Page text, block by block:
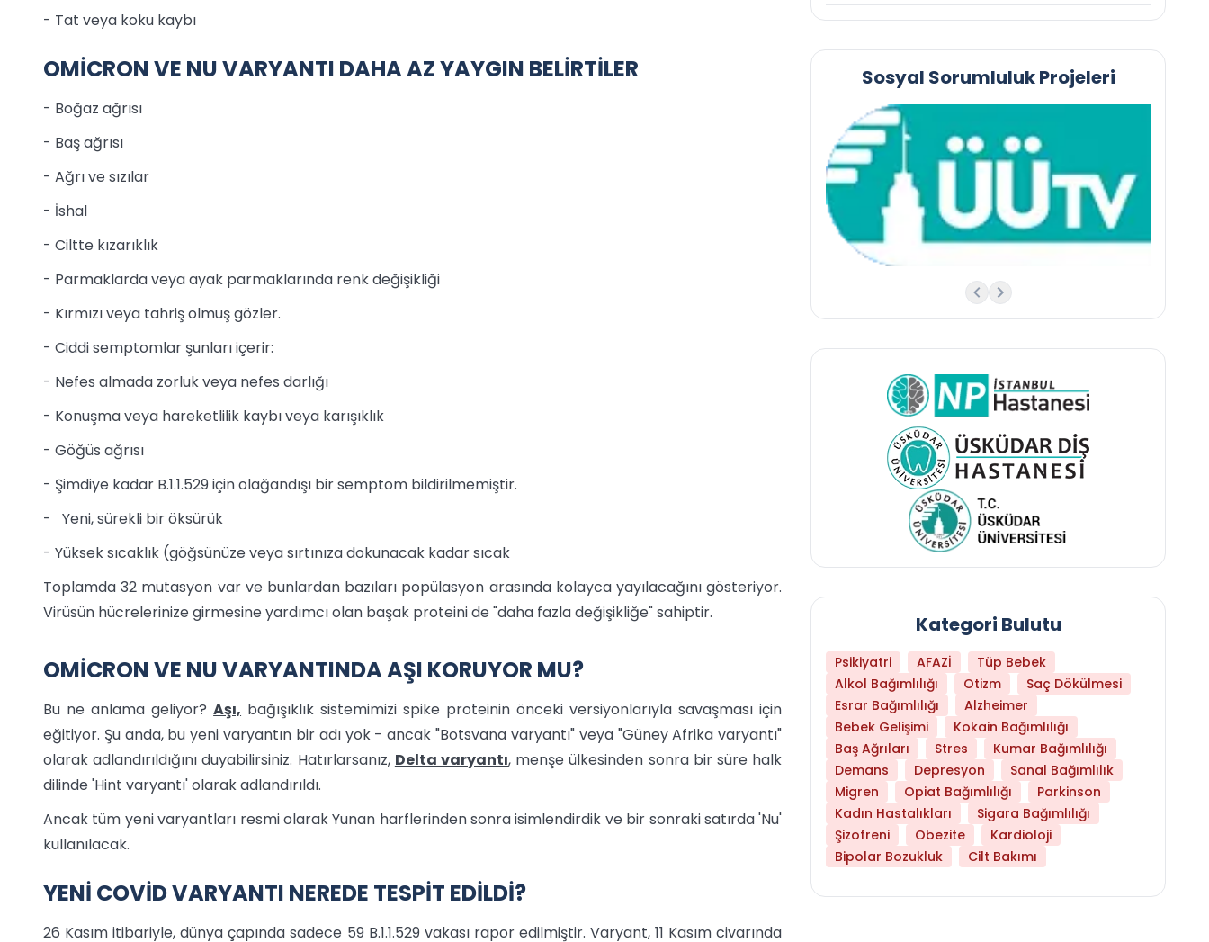
- Tat veya koku kaybı
OMİCRON VE NU VARYANTI DAHA AZ YAYGIN BELİRTİLER
- Boğaz ağrısı
- Baş ağrısı
- Ağrı ve sızılar
- İshal
- Ciltte kızarıklık
- Parmaklarda veya ayak parmaklarında renk değişikliği
- Kırmızı veya tahriş olmuş gözler.
- Ciddi semptomlar şunları içerir:
- Nefes almada zorluk veya nefes darlığı
- Konuşma veya hareketlilik kaybı veya karışıklık
- Göğüs ağrısı
- Şimdiye kadar B.1.1.529 için olağandışı bir semptom bildirilmemiştir.
- Yeni, sürekli bir öksürük
- Yüksek sıcaklık (göğsünüze veya sırtınıza dokunacak kadar sıcak
Toplamda 32 mutasyon var ve bunlardan bazıları popülasyon arasında kolayca yayılacağını gösteriyor.
Virüsün hücrelerinize girmesine yardımcı olan başak proteini de "daha fazla değişikliğe" sahiptir.
OMİCRON VE NU VARYANTINDA AŞI KORUYOR MU?
Bu ne anlama geliyor?Aşı, bağışıklık sistemimizi spike proteinin önceki versiyonlarıyla savaşması için
eğitiyor. Şu anda, bu yeni varyantın bir adı yok - ancak "Botsvana varyantı" veya "Güney Afrika varyantı"
olarak adlandırıldığını duyabilirsiniz. Hatırlarsanız, Delta varyantı, menşe ülkesinden sonra bir süre halk
dilinde 'Hint varyantı' olarak adlandırıldı.
Ancak tüm yeni varyantları resmi olarak Yunan harflerinden sonra isimlendirdik ve bir sonraki satırda 'Nu'
kullanılacak.
YENİ COVİD VARYANTI NEREDE TESPİT EDİLDİ?
26 Kasım itibariyle, dünya çapında sadece 59 B.1.1.529 vakası rapor edilmiştir. Varyant, 11 Kasım civarında
Sosyal Sorumluluk Projeleri
Kategori Bulutu
Psikiyatri AFAZİ
Tüp Bebek
Alkol Bağımlılığı
Otizm
Saç Dökülmesi
Esrar Bağımlılığı
Alzheimer
Bebek Gelişimi
Kokain Bağımlılığı
Baş Ağrıları
Stres
Kumar Bağımlılığı
Demans
Depresyon
Sanal Bağımlılık
Migren
Opiat Bağımlılığı
Parkinson
Kadın Hastalıkları
Sigara Bağımlılığı
Şizofreni
Obezite
Kardioloji
Bipolar Bozukluk
Cilt Bakımı